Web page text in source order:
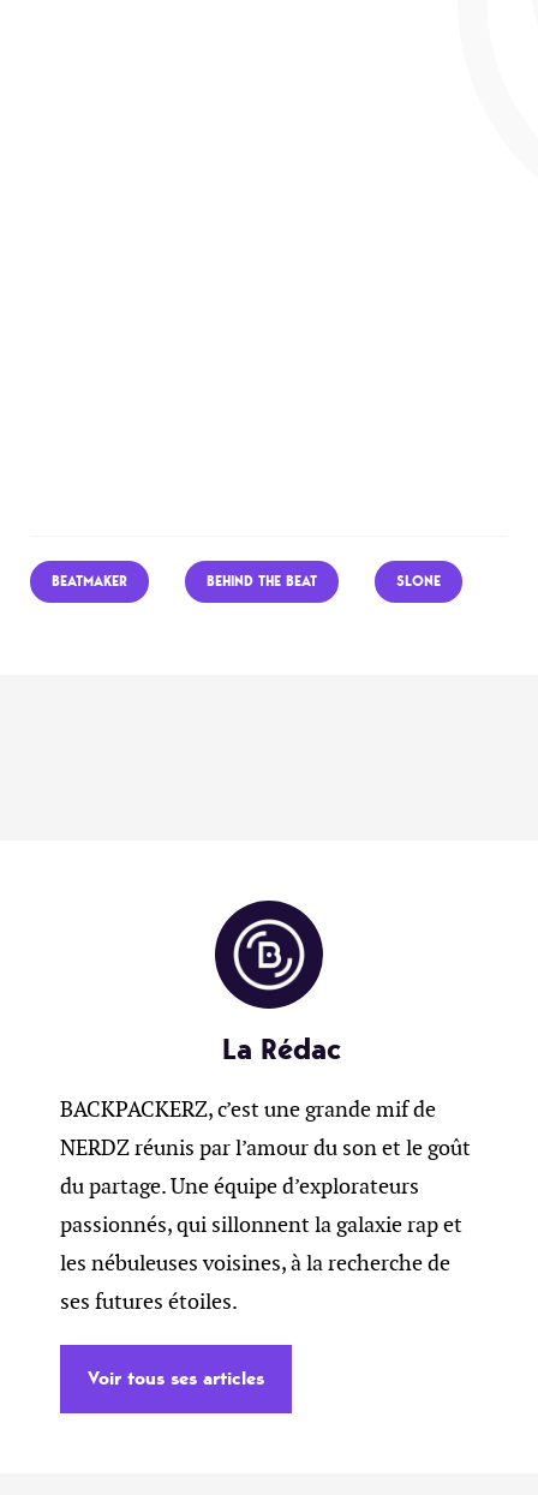
BEATMAKER BEHIND THE BEAT SLONE
La Rédac
BACKPACKERZ, c’est une grande mif de
NERDZ réunis par l’amour du son et le goût
du partage. Une équipe d’explorateurs
passionnés, qui sillonnent la galaxie rap et
les nébuleuses voisines, à la recherche de
ses futures étoiles.
Voir tous ses articles